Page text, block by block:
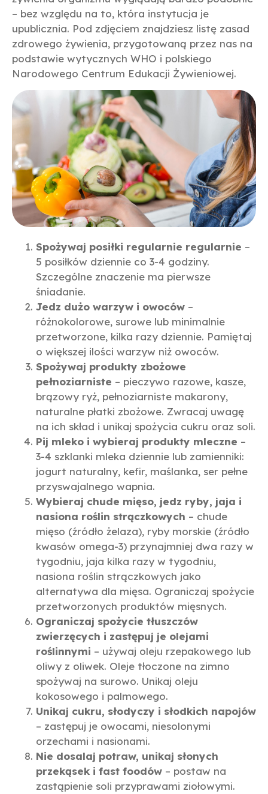
– bez względu na to, która instytucja je
upublicznia. Pod zdjęciem znajdziesz listę zasad
zdrowego żywienia, przygotowaną przez nas na
podstawie wytycznych WHO i polskiego
Narodowego Centrum Edukacji Żywieniowej.
Spożywaj posiłki regularnie regularnie –
5 posiłków dziennie co 3-4 godziny.
Szczególne znaczenie ma pierwsze
śniadanie.
Jedz dużo warzyw i owoców –
różnokolorowe, surowe lub minimalnie
przetworzone, kilka razy dziennie. Pamiętaj
o większej ilości warzyw niż owoców.
Spożywaj produkty zbożowe
pełnoziarniste – pieczywo razowe, kasze,
brązowy ryż, pełnoziarniste makarony,
naturalne płatki zbożowe. Zwracaj uwagę
na ich skład i unikaj spożycia cukru oraz soli.
Pij mleko i wybieraj produkty mleczne –
3-4 szklanki mleka dziennie lub zamienniki:
jogurt naturalny, kefir, maślanka, ser pełne
przyswajalnego wapnia.
Wybieraj chude mięso, jedz ryby, jaja i
nasiona roślin strączkowych – chude
mięso (źródło żelaza), ryby morskie (źródło
kwasów omega-3) przynajmniej dwa razy w
tygodniu, jaja kilka razy w tygodniu,
nasiona roślin strączkowych jako
alternatywa dla mięsa. Ograniczaj spożycie
przetworzonych produktów mięsnych.
Ograniczaj spożycie tłuszczów
zwierzęcych i zastępuj je olejami
roślinnymi – używaj oleju rzepakowego lub
oliwy z oliwek. Oleje tłoczone na zimno
spożywaj na surowo. Unikaj oleju
kokosowego i palmowego.
Unikaj cukru, słodyczy i słodkich napojów
– zastępuj je owocami, niesolonymi
orzechami i nasionami.
Nie dosalaj potraw, unikaj słonych
przekąsek i fast foodów – postaw na
zastąpienie soli przyprawami ziołowymi.